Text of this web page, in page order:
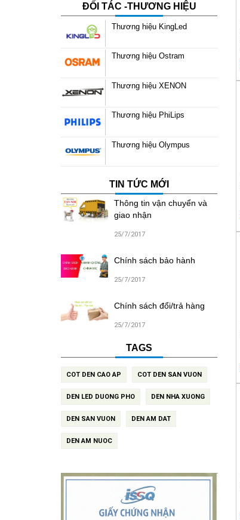
ĐỐI TÁC -THƯƠNG HIỆU
Thương hiệu KingLed
Thương hiệu Ostram
Thương hiệu XENON
Thương hiệu PhiLips
Thương hiệu Olympus
TIN TỨC MỚI
Thông tin vận chuyển và
giao nhận
25/7/2017
Chính sách bảo hành
25/7/2017
Chính sách đổi/trả hàng
25/7/2017
TAGS
COT DEN CAO AP COT DEN SAN VUON
DEN LED DUONG PHO DEN NHA XUONG
DEN SAN VUON DEN AM DAT
DEN AM NUOC